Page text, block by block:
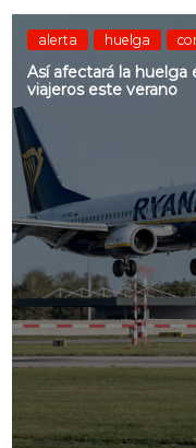
alerta huelga
Así afectará la huelga
viajeros este verano